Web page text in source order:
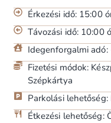
Érkezési idő: 15:00
Távozási idő: 10:00
Idegenforgalmi adó:
Fizetési módok:
Szépkártya
Parkolási
Étkezési lehetőség: